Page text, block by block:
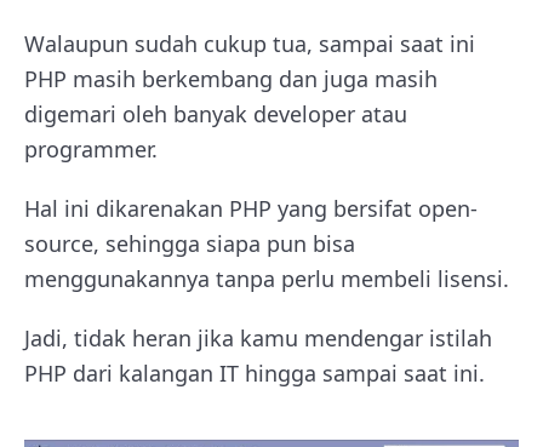
Walaupun sudah cukup tua, sampai saat ini
PHP masih berkembang dan juga masih
digemari oleh banyak developer atau
programmer.
Hal ini dikarenakan PHP yang bersifat open-
source, sehingga siapa pun bisa
menggunakannya tanpa perlu membeli lisensi.
Jadi, tidak heran jika kamu mendengar istilah
PHP dari kalangan IT hingga sampai saat ini.